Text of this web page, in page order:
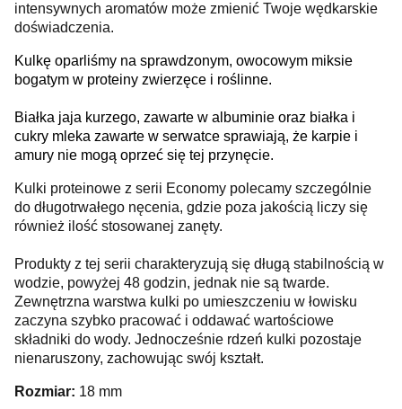
intensywnych aromatów może zmienić Twoje wędkarskie
doświadczenia.
Kulkę oparliśmy na sprawdzonym, owocowym miksie
bogatym w proteiny zwierzęce i roślinne.
Białka jaja kurzego, zawarte w albuminie oraz białka i
cukry mleka zawarte w serwatce sprawiają, że karpie i
amury nie mogą oprzeć się tej przynęcie.
Kulki proteinowe z serii Economy polecamy szczególnie
do długotrwałego nęcenia, gdzie poza jakością liczy się
również ilość stosowanej zanęty.
Produkty z tej serii charakteryzują się długą stabilnością w
wodzie, powyżej 48 godzin, jednak nie są twarde.
Zewnętrzna warstwa kulki po umieszczeniu w łowisku
zaczyna szybko pracować i oddawać wartościowe
składniki do wody. Jednocześnie rdzeń kulki pozostaje
nienaruszony, zachowując swój kształt.
Rozmiar: 18 mm